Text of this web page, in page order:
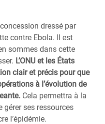
dressé par
contre Ebola. Il est
sommes dans cette
L’ONU et les États
clair et précis pour que
à l’évolution de
Cela permettra à la
ses ressources
l’épidémie.